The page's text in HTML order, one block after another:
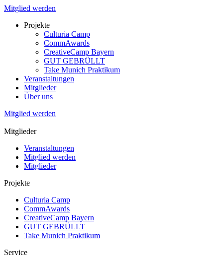
Mitglied werden
Projekte
Culturia Camp
CommAwards
CreativeCamp Bayern
GUT GEBRÜLLT
Take Munich Praktikum
Veranstaltungen
Mitglieder
Über uns
Mitglied werden
Mitglieder
Veranstaltungen
Mitglied werden
Mitglieder
Projekte
Culturia Camp
CommAwards
CreativeCamp Bayern
GUT GEBRÜLLT
Take Munich Praktikum
Service